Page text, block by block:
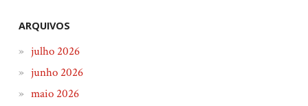
ARQUIVOS
julho 2026
junho 2026
maio 2026